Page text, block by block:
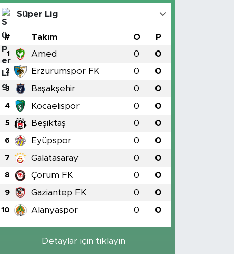
Süper Lig
# Takım O P
1 Amed 0 0
2 Erzurumspor FK 0 0
3 Başakşehir 0 0
4 Kocaelispor 0 0
5 Beşiktaş 0 0
6 Eyüpspor 0 0
7 Galatasaray 0 0
8 Çorum FK 0 0
9 Gaziantep FK 0 0
10 Alanyaspor 0 0
Detaylar için tıklayın